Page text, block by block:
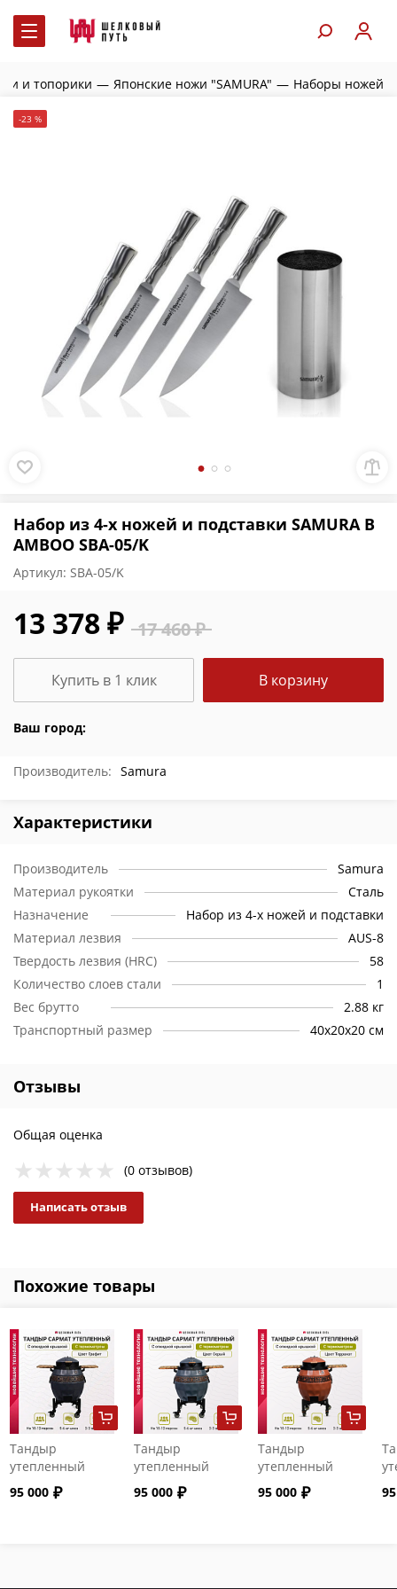
и топорики — Японские ножи "SAMURA" — Наборы ножей
-23 %
Набор из 4-х ножей и подставки SAMURA B
AMBOO SBA-05/K
Артикул: SBA-05/K
17 460 ₽
13 378 ₽
Ваш город:
В корзину
Купить в 1 клик
Производитель: Samura
Характеристики
Производитель
Samura
Материал рукоятки
Сталь
Назначение
Набор из 4-х ножей и подставки
Материал лезвия
AUS-8
Твердость лезвия (HRC)
58
Количество слоев стали
1
Вес брутто
2.88 кг
Транспортный размер
40х20х20 см
Отзывы
Общая оценка
(0 отзывов)
Написать отзыв
Похожие товары
Тандыр
утепленный
"Сармат" с
откидной
95 000
Тандыр
утепленный
"Сармат" с
откидной
95 000
Тандыр
утепленный
"Сармат" с
откидной
95 000